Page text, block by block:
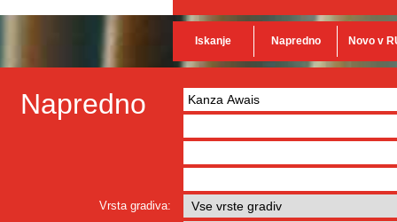
Iskanje Napredno Novo v
Napredno
Vrsta gradiva: